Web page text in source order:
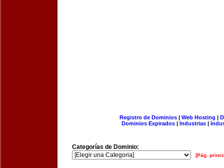
Registro de Dominios| Web Hosting |
Dominios Expirados | Industrias |
Categorías de Dominio:
[Pág.